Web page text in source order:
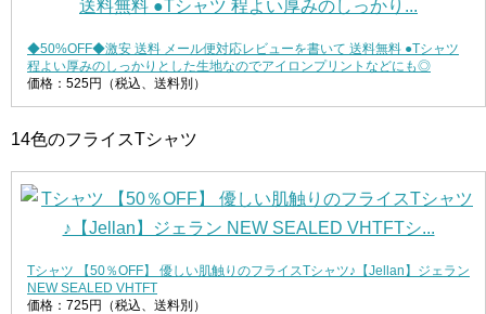
◆50%OFF◆激安 送料 メール便対応レビューを書いて 送料無料 ●Tシャツ
程よい厚みのしっかりとした生地なのでアイロンプリントなどにも◎
価格：525円（税込、送料別）
14色のフライスTシャツ
Tシャツ 【50％OFF】 優しい肌触りのフライスTシャツ♪【Jellan】ジェラン
NEW SEALED VHTFT
価格：725円（税込、送料別）